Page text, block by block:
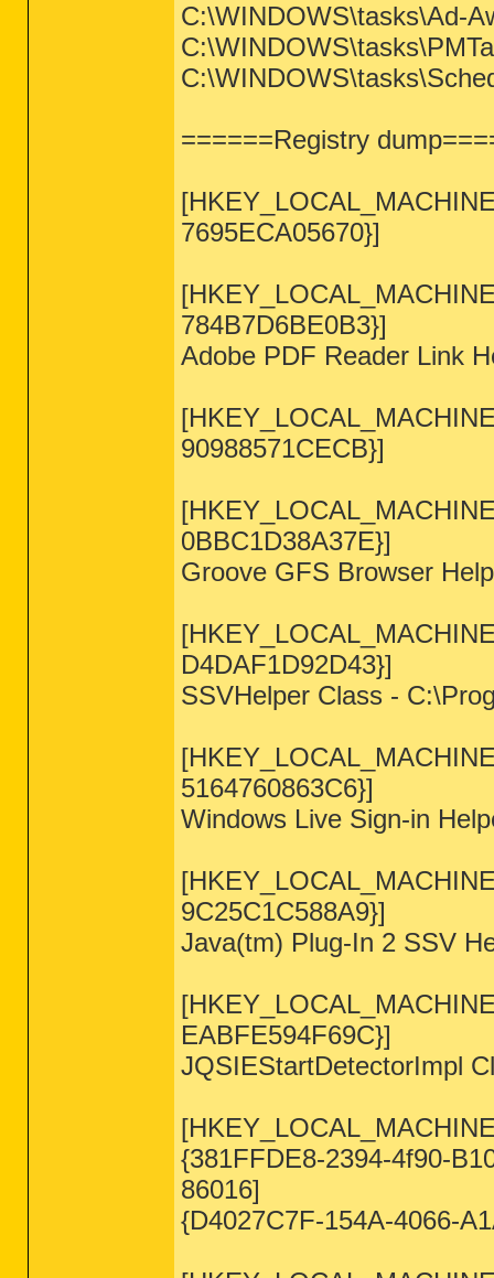
C:\WINDOWS\tasks\Ad-
======Registry
7695ECA05670}]
784B7D6BE0B3}]
Adobe PDF Reader Link
90988571CECB}]
0BBC1D38A37E}]
Groove GFS Browser
D4DAF1D92D43}]
SSVHelper Class -
5164760863C6}]
Windows Live Sign-in
9C25C1C588A9}]
Java(tm) Plug-In 2 SSV
EABFE594F69C}]
JQSIEStartDetectorImpl
{381FFDE8-2394-4f90-
86016]
{D4027C7F-154A-4066-